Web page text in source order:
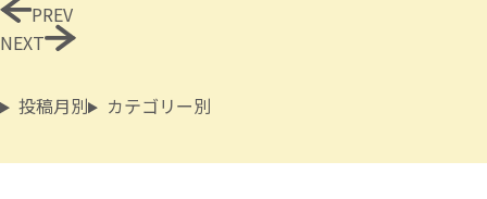
PREV
NEXT
投稿月別 カテゴリー別